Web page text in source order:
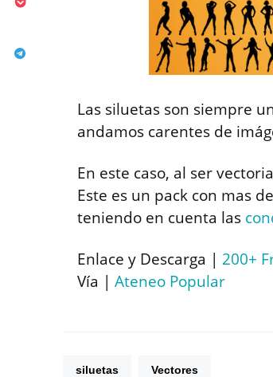
Las siluetas son siempre
andamos carentes de
En este caso, al ser
Este es un pack con mas
teniendo en cuenta las
Enlace y Descarga | 200+
Vía | Ateneo Popular
siluetas Vectores